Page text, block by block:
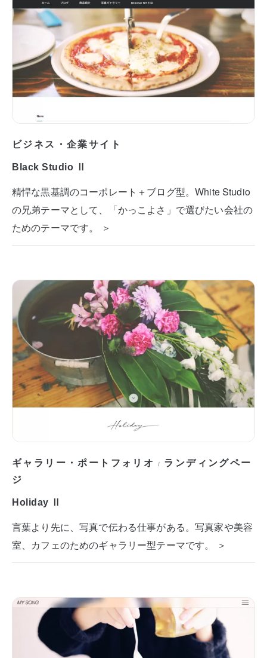
ビジネス・企業サイト
Black Studio Ⅱ
精悍な黒基調のコーポレート＋ブログ型。White Studio
の兄弟テーマとして、「かっこよさ」で選びたい会社の
ためのテーマです。 ＞
ギャラリー・ポートフォリオ / ランディングペー
ジ
Holiday Ⅱ
言葉より先に、写真で伝わる仕事がある。写真家や美容
室、カフェのためのギャラリー型テーマです。 ＞